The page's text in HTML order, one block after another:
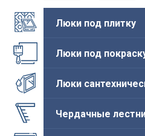
Люки под плитку
Люки под
Люки
Чердачные